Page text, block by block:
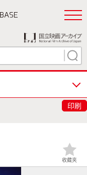
印刷
收藏夹